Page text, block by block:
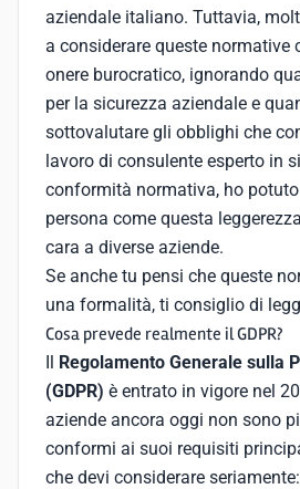
aziendale italiano. Tuttavia,
a considerare queste normative
onere burocratico, ignorando
per la sicurezza aziendale e
sottovalutare gli obblighi che
lavoro di consulente esperto in
conformità normativa, ho
persona come questa
cara a diverse aziende.
Se anche tu pensi che queste
una formalità, ti consiglio di
Cosa prevede realmente il GDPR?
Il Regolamento Generale sulla
(GDPR) è entrato in vigore nel
aziende ancora oggi non sono
conformi ai suoi requisiti
che devi considerare seriamente: